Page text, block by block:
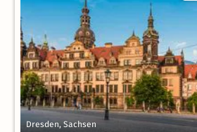
Dresden, Sachsen